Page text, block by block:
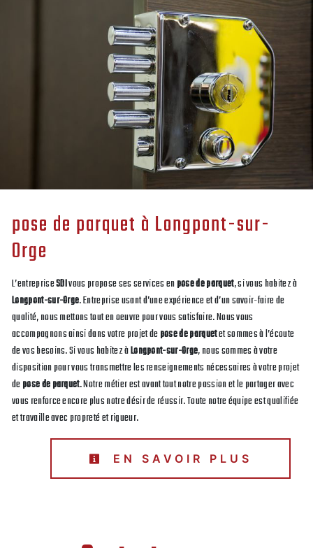
pose de parquet à Longpont-sur-
Orge
L’entrepriseSDIvous propose ses services enpose de parquet, si vous habitez à
Longpont-sur-Orge. Entreprise usant d’une expérience et d’un savoir-faire de
qualité, nous mettons tout en oeuvre pour vous satisfaire. Nous vous
accompagnons ainsi dans votre projet depose de parquetet sommes à l’écoute
de vos besoins. Si vous habitez àLongpont-sur-Orge, nous sommes à votre
disposition pour vous transmettre les renseignements nécessaires à votre projet
depose de parquet. Notre métier est avant tout notre passion et le partager avec
vous renforce encore plus notre désir de réussir. Toute notre équipe est qualifiée
et travaille avec propreté et rigueur.
EN SAVOIR PLUS